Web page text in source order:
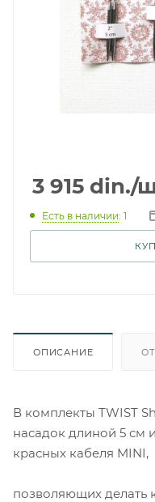
3 915 din./
Есть в наличии: 1
ОПИСАНИЕ
В комплекты TWIST
насадок длиной 5 см
красных кабеля MINI,
позволяющих делать